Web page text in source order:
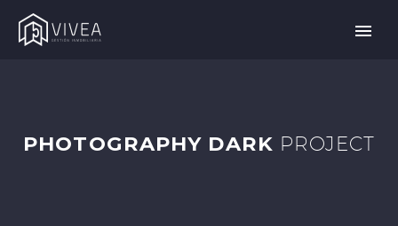
PHOTOGRAPHY DARK PROJECT